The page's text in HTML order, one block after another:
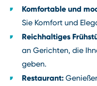
Komfortable und
Sie Komfort und
Reichhaltiges
an Gerichten, die
geben.
Restaurant: